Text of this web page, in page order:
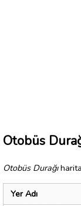
Otobüs
Otobüs Durağı
Yer Adı